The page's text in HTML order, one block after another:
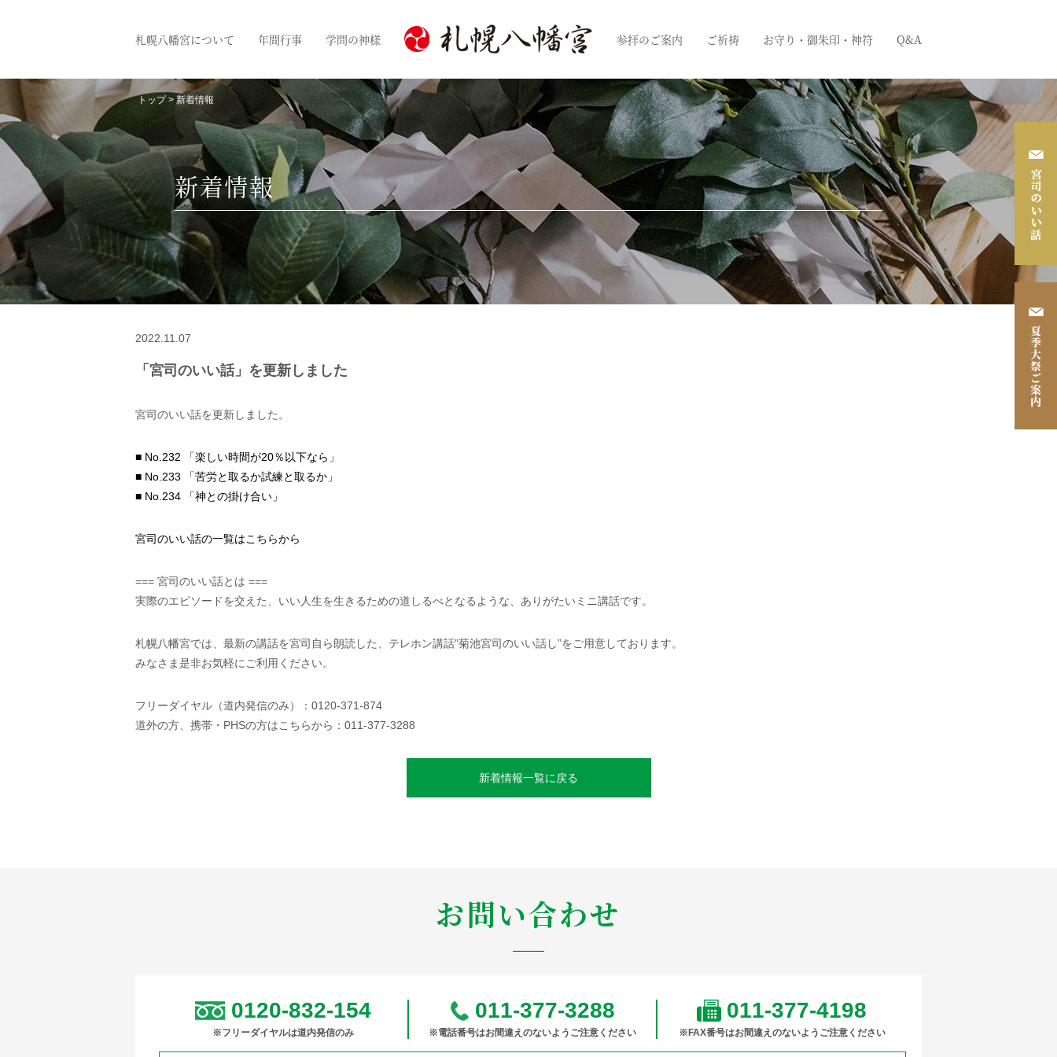
札幌八幡宮について 年間行事 学問の神様 参拝のご案内 ご祈祷 お守り・御朱印・神符 Q&A
トップ> 新着情報
新着情報
2022.11.07
「宮司のいい話」を更新しました
宮司のいい話を更新しました。
■ No.232 「楽しい時間が20％以下なら」
■ No.233 「苦労と取るか試練と取るか」
■ No.234 「神との掛け合い」
宮司のいい話の一覧はこちらから
=== 宮司のいい話とは ===
実際のエピソードを交えた、いい人生を生きるための道しるべとなるような、ありがたいミニ講話です。
札幌八幡宮では、最新の講話を宮司自ら朗読した、テレホン講話”菊池宮司のいい話し”をご用意しております。
みなさま是非お気軽にご利用ください。
フリーダイヤル（道内発信のみ）：0120-371-874
道外の方、携帯・PHSの方はこちらから：011-377-3288
新着情報一覧に戻る
お問い合わせ
0120-832-154
※フリーダイヤルは道内発信のみ
011-377-3288
※電話番号はお間違えのないようご注意ください
011-377-4198
※FAX番号はお間違えのないようご注意ください